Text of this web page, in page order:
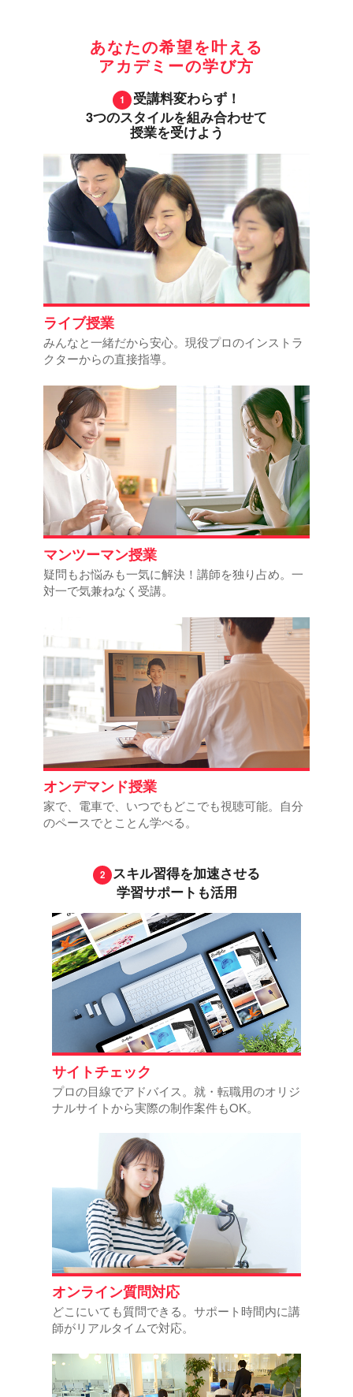
あなたの希望を叶える
アカデミーの学び方
受講料変わらず！
3つのスタイルを組み合わせて
授業を受けよう
ライブ授業
みんなと一緒だから安心。現役プロのインストラ
クターからの直接指導。
マンツーマン授業
疑問もお悩みも一気に解決！講師を独り占め。一
対一で気兼ねなく受講。
オンデマンド授業
家で、電車で、いつでもどこでも視聴可能。自分
のペースでとことん学べる。
スキル習得を加速させる
学習サポートも活用
サイトチェック
プロの目線でアドバイス。就・転職用のオリジ
ナルサイトから実際の制作案件もOK。
オンライン質問対応
どこにいても質問できる。サポート時間内に講
師がリアルタイムで対応。